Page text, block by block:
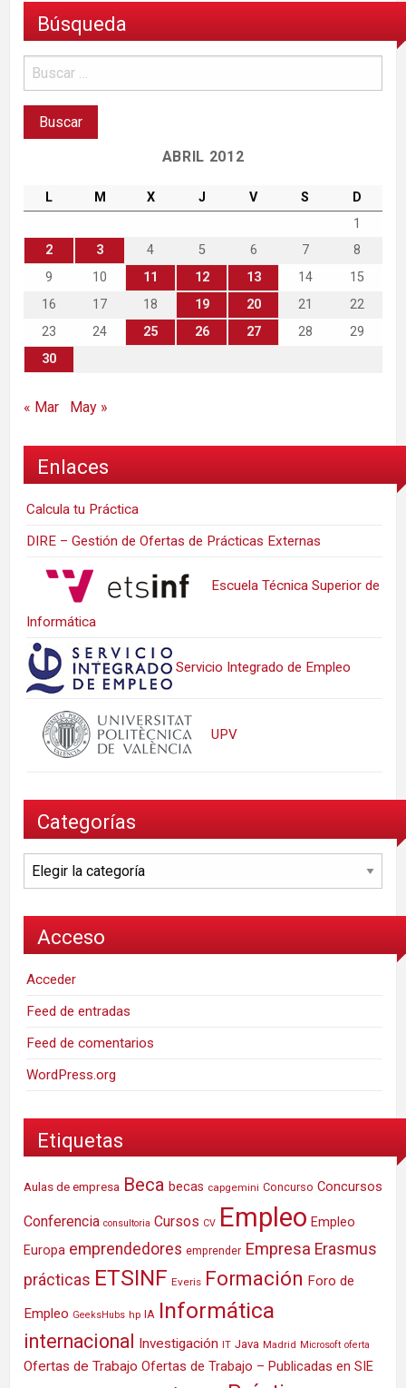
Búsqueda
ABRIL 2012
L M X J V S
D
1
2
3 4 5 6 7
8
9
10 11 12 13 14
15
16
17 18 19 20 21
22
23
24 25 26 27 28
29
30
« Mar May »
Enlaces
Calcula tu Práctica
DIRE – Gestión de Ofertas de Prácticas Externas
Escuela Técnica Superior de
Informática
Servicio Integrado de Empleo
UPV
Categorías
Categorías
Acceso
Acceder
Feed de entradas
Feed de comentarios
WordPress.org
Etiquetas
Aulas de empresa Beca becas capgemini Concurso Concursos
Conferencia consultoria Cursos CV Empleo Empleo
Europa emprendedores emprender Empresa Erasmus
prácticas ETSINF Everis Formación Foro de
Empleo GeeksHubs hp IA Informática
internacional Investigación IT Java Madrid Microsoft oferta
Ofertas de Trabajo Ofertas de Trabajo – Publicadas en SIE